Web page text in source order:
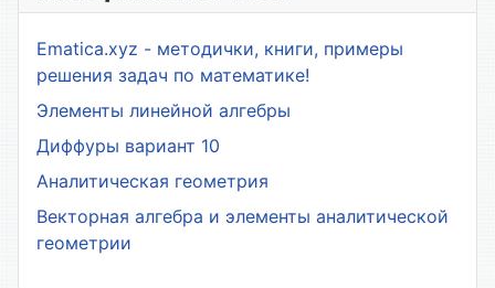
Ematica.xyz - методички, книги, примеры
решения задач по математике!
Элементы линейной алгебры
Диффуры вариант 10
Аналитическая геометрия
Векторная алгебра и элементы аналитической
геометрии